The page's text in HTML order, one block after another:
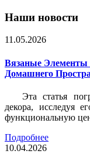
Наши новости
11.05.2026
Вязаные Элементы
Домашнего
Эта статья
декора, исследуя
функциональную
Подробнее
10.04.2026